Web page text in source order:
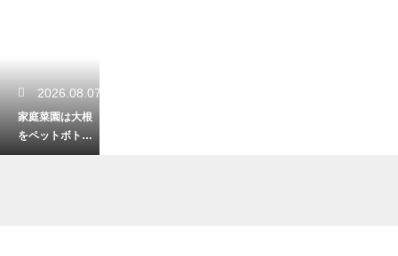
2026.08.07
家庭菜園は大根
をペットボトル
で栽培！手軽に